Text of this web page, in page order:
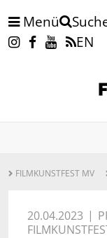
Menü
EN
FILMKUNSTFEST MV
20.04.2023